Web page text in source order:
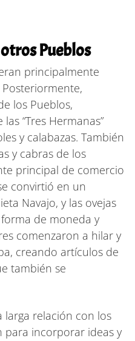
Pueblos
principalmente
los Pueblos,
“Tres Hermanas”
y calabazas. También
y cabras de los
principal de comercio
convirtió en un
Navajo, y las ovejas
de moneda y
comenzaron a hilar y
creando artículos de
también se
larga relación con los
para incorporar ideas y